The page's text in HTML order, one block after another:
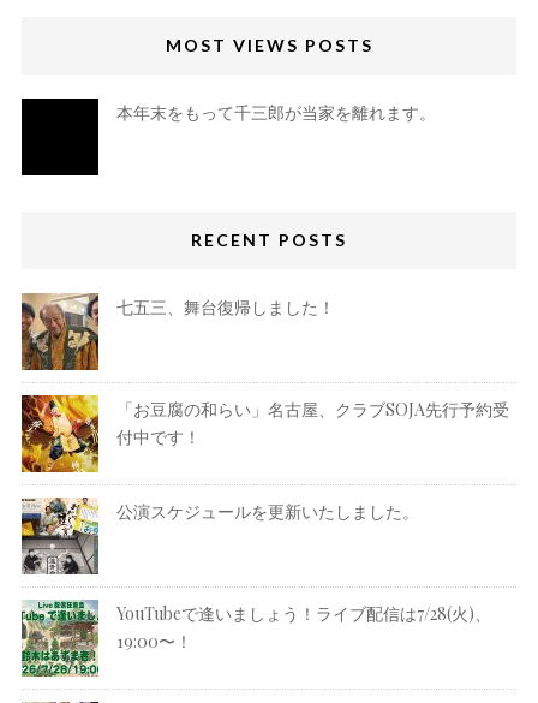
MOST VIEWS POSTS
本年末をもって千三郎が当家を離れます。
RECENT POSTS
七五三、舞台復帰しました！
「お豆腐の和らい」名古屋、クラブSOJA先行予約受
付中です！
公演スケジュールを更新いたしました。
YouTubeで逢いましょう！ライブ配信は7/28(火)、
19:00〜！